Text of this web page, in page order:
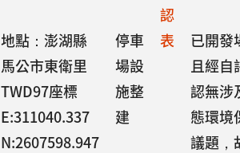
地點：澎湖縣
馬公市東衛里
TWD97座標
E:311040.337
N:2607598.947
停車
場設
施整
建
認
表
已開發
且經自
認無涉
態環境
議題，